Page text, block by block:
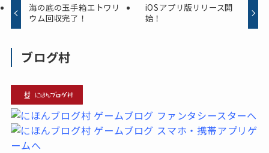
海の底の玉手箱エトワリ
ウム回収完了！
iOSアプリ版リリース開
始！
ブログ村